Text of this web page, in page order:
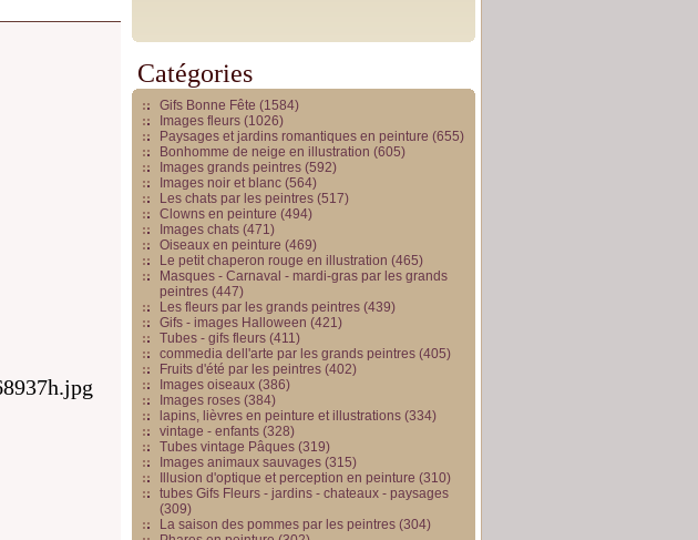
Catégories
Gifs Bonne Fête (1584)
Images fleurs (1026)
Paysages et jardins romantiques en peinture (655)
Bonhomme de neige en illustration (605)
Images grands peintres (592)
Images noir et blanc (564)
Les chats par les peintres (517)
Clowns en peinture (494)
Images chats (471)
Oiseaux en peinture (469)
Le petit chaperon rouge en illustration (465)
Masques - Carnaval - mardi-gras par les grands
peintres (447)
Les fleurs par les grands peintres (439)
Gifs - images Halloween (421)
Tubes - gifs fleurs (411)
commedia dell'arte par les grands peintres (405)
Fruits d'été par les peintres (402)
Images oiseaux (386)
Images roses (384)
lapins, lièvres en peinture et illustrations (334)
vintage - enfants (328)
Tubes vintage Pâques (319)
Images animaux sauvages (315)
Illusion d'optique et perception en peinture (310)
tubes Gifs Fleurs - jardins - chateaux - paysages
(309)
La saison des pommes par les peintres (304)